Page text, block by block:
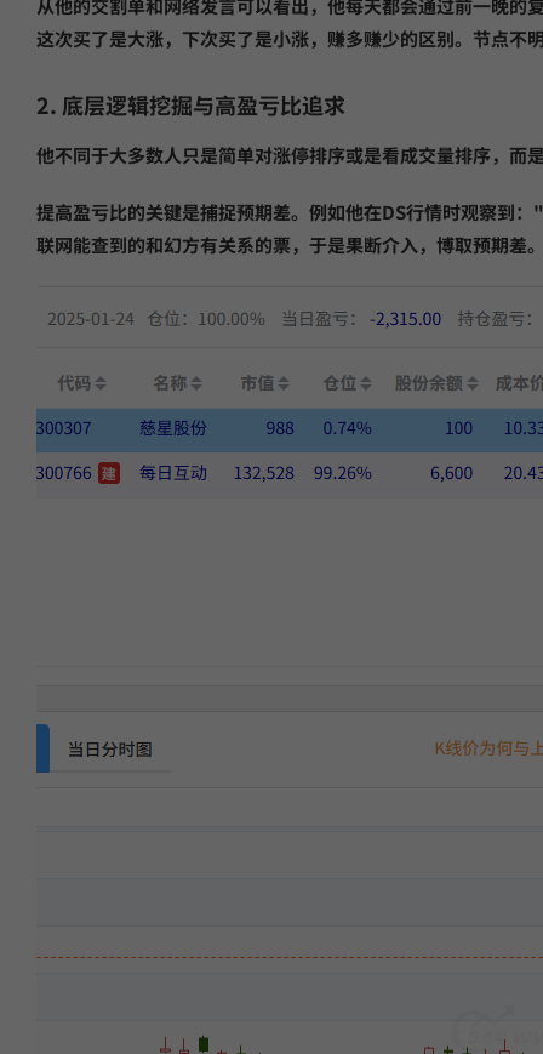
这次买了是大涨，下次买了是小涨，赚多赚少的区别。节点
2. 底层逻辑挖掘与高盈亏比追求
他不同于大多数人只是简单对涨停排序或是看成交量排序，
提高盈亏比的关键是捕捉预期差。例如他在DS行情时观察到
联网能查到的和幻方有关系的票，于是果断介入，博取预期差